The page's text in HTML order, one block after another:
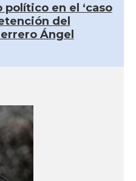
político en el ‘caso
del
Ángel